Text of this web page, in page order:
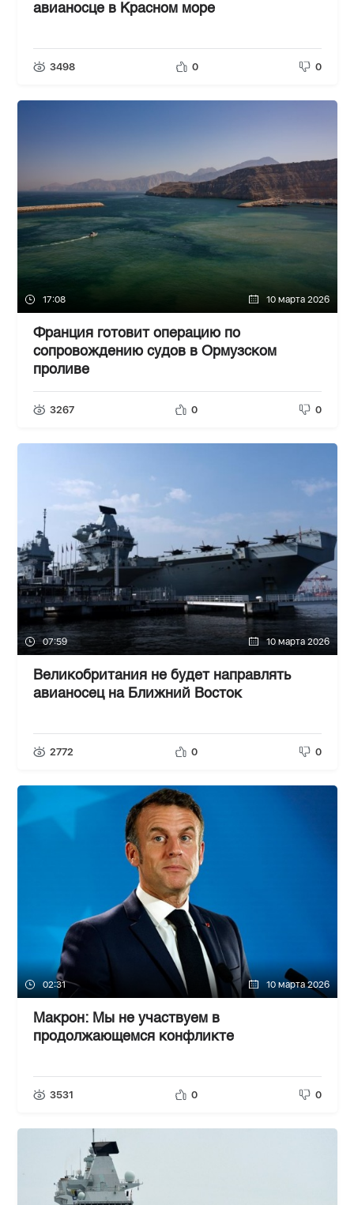
авианосце в Красном море
3498 0 0
17:08 10 марта 2026
Франция готовит операцию по
сопровождению судов в Ормузском
проливе
3267 0 0
07:59 10 марта 2026
Великобритания не будет направлять
авианосец на Ближний Восток
2772 0 0
02:31 10 марта 2026
Макрон: Мы не участвуем в
продолжающемся конфликте
3531 0 0